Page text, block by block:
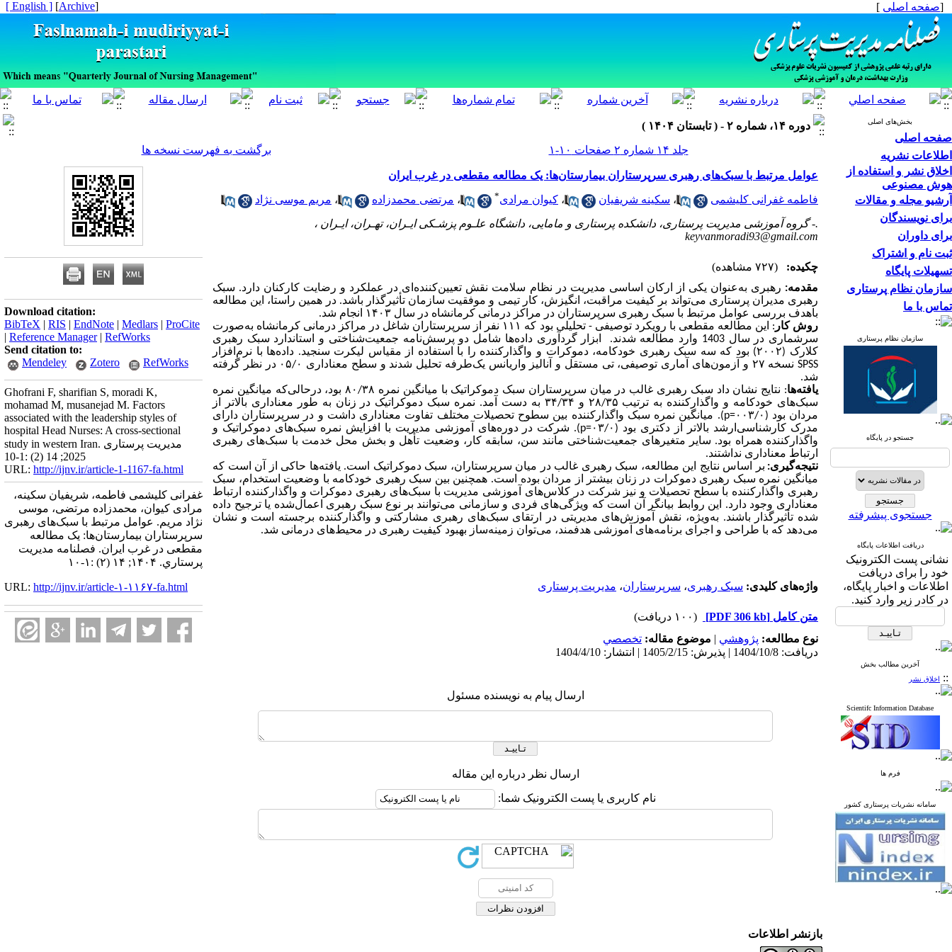
[صفحه اصلی ]
[
Archive
]
[ English ]
بخش‌های اصلی
صفحه اصلی
اطلاعات نشریه
اخلاق نشر و استفاده از
هوش مصنوعی
آرشیو مجله و مقالات
برای نویسندگان
برای داوران
ثبت نام و اشتراک
تسهیلات پایگاه
سازمان نظام پرستاری
تماس با ما
سازمان نظام پرستاری
جستجو در پایگاه
جستجوی پیشرفته
دریافت اطلاعات پایگاه
نشانی پست الکترونیک
خود را برای دریافت
اطلاعات و اخبار پایگاه،
در کادر زیر وارد کنید.
آخرین مطالب بخش
:: اخلاق نشر
Scientifc Information Database
فرم ها
سامانه نشریات پرستاری کشور
دوره ۱۴، شماره ۲ - ( تابستان ۱۴۰۴ )
جلد ۱۴ شماره ۲ صفحات ۱۰-۱
برگشت به فهرست نسخه ها
عوامل مرتبط با سبک‌های رهبری سرپرستاران بیمارستان‌ها: یک مطالعه مقطعی در غرب ایران
فاطمه غفرانی کلیشمی ، سکینه شریفیان ، کیوان مرادی* ، مرتضی محمدزاده ، مریم موسی نژاد
.- گروه آموزشی مدیریت پرستاری، دانشکده پرستاری و مامایی، دانشگاه علـوم پزشـکی ایـران، تهـران، ایـران ،
keyvanmoradi93@gmail.com
چکیده: (۷۲۷ مشاهده)
مقدمه: رهبری به‌عنوان یکی از ارکان اساسی مدیریت در نظام سلامت نقش تعیین‌کننده‌ای در عملکرد و رضایت کارکنان دارد. سبک
رهبری مدیران پرستاری می‌تواند بر کیفیت مراقبت، انگیزش، کار تیمی و موفقیت سازمان تأثیرگذار باشد. در همین راستا، این مطالعه
باهدف بررسی عوامل مرتبط با سبک رهبری سرپرستاران در مراکز درمانی کرمانشاه در سال ۱۴۰۳ انجام شد.
روش کار
: این مطالعه مقطعی با رویکرد توصیفی - تحلیلی بود که ۱۱۱ نفر از سرپرستاران شاغل در مراکز درمانی کرمانشاه به‌صورت
سرشماری در سال 1403 وارد مطالعه شدند. ابزار گردآوری داده‌ها شامل دو پرسش‌نامه جمعیت‌شناختی و استاندارد سبک رهبری
کلارک (۲۰۰۲) بود که سه سبک رهبری خودکامه، دموکرات و واگذارکننده را با استفاده از مقیاس لیکرت سنجید. داده‌ها با نرم‌افزار
SPSS
نسخه ۲۷ و آزمون‌های آماری توصیفی، تی مستقل و آنالیز واریانس یک‌طرفه تحلیل شدند و سطح معناداری ۰۵/۰ در نظر گرفته
شد.
یافته‌ها
: نتایج نشان داد سبک رهبری غالب در میان سرپرستاران سبک دموکراتیک با میانگین نمره ۸۰/۳۸ بود، درحالی‌که میانگین نمره
سبک‌های خودکامه و واگذارکننده به ترتیب ۲۸/۳۵ و ۳۴/۳۴ به دست آمد. نمره سبک دموکراتیک در زنان به طور معناداری بالاتر از
مردان بود (۰۰۳/۰=
p). میانگین نمره سبک واگذارکننده بین سطوح تحصیلات مختلف تفاوت معناداری داشت و در سرپرستاران دارای
مدرک کارشناسی‌ارشد بالاتر از دکتری بود (۰۳/۰=
p). شرکت در دوره‌های آموزشی مدیریت با افزایش نمره سبک‌های دموکراتیک و
واگذارکننده همراه بود. سایر متغیرهای جمعیت‌شناختی مانند سن، سابقه کار، وضعیت تأهل و بخش محل خدمت با سبک‌های رهبری
ارتباط معناداری نداشتند.
نتیجه‌گیری: بر اساس نتایج این مطالعه، سبک رهبری غالب در میان سرپرستاران، سبک دموکراتیک است. یافته‌ها حاکی از آن است که
میانگین نمره سبک رهبری دموکرات در زنان بیشتر از مردان بوده است. همچنین بین سبک رهبری خودکامه با وضعیت استخدام، سبک
رهبری واگذارکننده با سطح تحصیلات و نیز شرکت در کلاس‌های آموزشی مدیریت با سبک‌های رهبری دموکرات و واگذارکننده ارتباط
معناداری وجود دارد. این روابط بیانگر آن است که ویژگی‌های فردی و سازمانی می‌توانند بر نوع سبک رهبری اعمال‌شده یا ترجیح داده
شده تأثیرگذار باشند. به‌ویژه، نقش آموزش‌های مدیریتی در ارتقای سبک‌های رهبری مشارکتی و واگذارکننده برجسته است و نشان
می‌دهد که با طراحی و اجرای برنامه‌های آموزشی هدفمند، می‌توان زمینه‌ساز بهبود کیفیت رهبری در محیط‌های درمانی شد.
واژه‌های کلیدی: سبک رهبری، سرپرستاران، مدیریت پرستاری
متن کامل [PDF 306 kb]
(۱۰۰ دریافت)
نوع مطالعه: پژوهشي | موضوع مقاله: تخصصي
دریافت: 1404/10/8 | پذیرش: 1405/2/15 | انتشار: 1404/4/10
ارسال پیام به نویسنده مسئول
ارسال نظر درباره این مقاله
نام کاربری یا پست الکترونیک شما:
Download citation:
BibTeX | RIS | EndNote | Medlars | ProCite
| Reference Manager| RefWorks
Send citation to:
Mendeley
Zotero RefWorks
Ghofrani F, sharifian S, moradi K,
mohamad M, musanejad M. Factors
associated with the leadership styles of
hospital Head Nurses: A cross-sectional
study in western Iran. مدیریت پرستاری
2025; 14 (2) :1-10
URL: http://ijnv.ir/article-1-1167-fa.html
غفرانی کلیشمی فاطمه، شریفیان سکینه،
مرادی کیوان، محمدزاده مرتضی، موسی
نژاد مریم. عوامل مرتبط با سبک‌های رهبری
سرپرستاران بیمارستان‌ها: یک مطالعه
مقطعی در غرب ایران. فصلنامه مديريت
پرستاري. ۱۴۰۴; ۱۴ (۲) :۱-۱۰
URL: http://ijnv.ir/article-۱-۱۱۶۷-fa.html
بازنشر اطلاعات